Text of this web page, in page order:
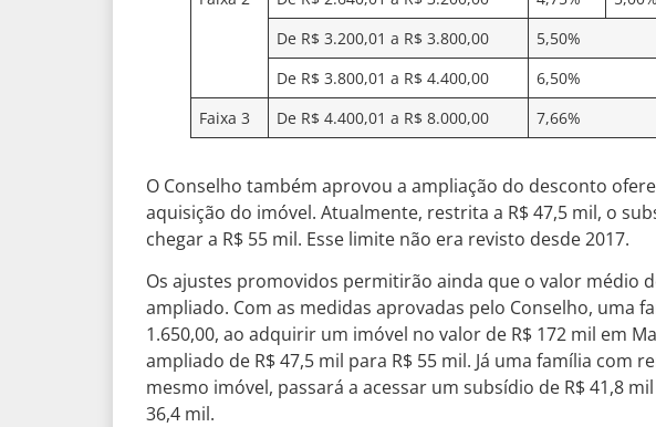
De R$ 3.200,01 a R$ 3.800,00
5,50%
De R$ 3.800,01 a R$ 4.400,00
6,50%
Faixa 3
De R$ 4.400,01 a R$ 8.000,00 7,66%
O Conselho também aprovou a ampliação do desconto
aquisição do imóvel. Atualmente, restrita a R$ 47,5 mil, o
chegar a R$ 55 mil. Esse limite não era revisto desde 2017.
Os ajustes promovidos permitirão ainda que o valor médio
ampliado. Com as medidas aprovadas pelo Conselho, uma
1.650,00, ao adquirir um imóvel no valor de R$ 172 mil em
ampliado de R$ 47,5 mil para R$ 55 mil. Já uma família com
mesmo imóvel, passará a acessar um subsídio de R$ 41,8
36,4 mil.